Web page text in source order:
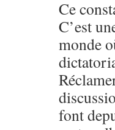
Ce
C’est
monde
font